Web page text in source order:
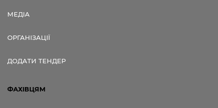
МЕДІА
ОРГАНІЗАЦІЇ
ДОДАТИ ТЕНДЕР
ФАХІВЦЯМ